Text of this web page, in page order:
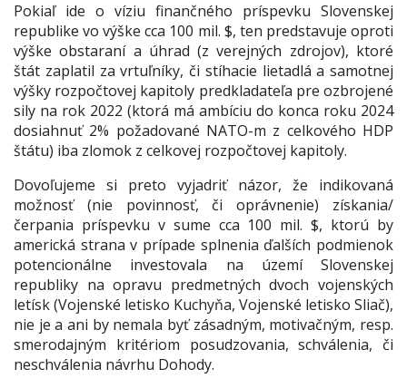
Pokiaľ ide o víziu finančného príspevku Slovenskej
republike vo výške cca 100 mil. $, ten predstavuje oproti
výške obstaraní a úhrad (z verejných zdrojov), ktoré
štát zaplatil za vrtuľníky, či stíhacie lietadlá a samotnej
výšky rozpočtovej kapitoly predkladateľa pre ozbrojené
sily na rok 2022 (ktorá má ambíciu do konca roku 2024
dosiahnuť 2% požadované NATO-m z celkového HDP
štátu) iba zlomok z celkovej rozpočtovej kapitoly.
Dovoľujeme si preto vyjadriť názor, že indikovaná
možnosť (nie povinnosť, či oprávnenie) získania/
čerpania príspevku v sume cca 100 mil. $, ktorú by
americká strana v prípade splnenia ďalších podmienok
potencionálne investovala na území Slovenskej
republiky na opravu predmetných dvoch vojenských
letísk (Vojenské letisko Kuchyňa, Vojenské letisko Sliač),
nie je a ani by nemala byť zásadným, motivačným, resp.
smerodajným kritériom posudzovania, schválenia, či
neschválenia návrhu Dohody.